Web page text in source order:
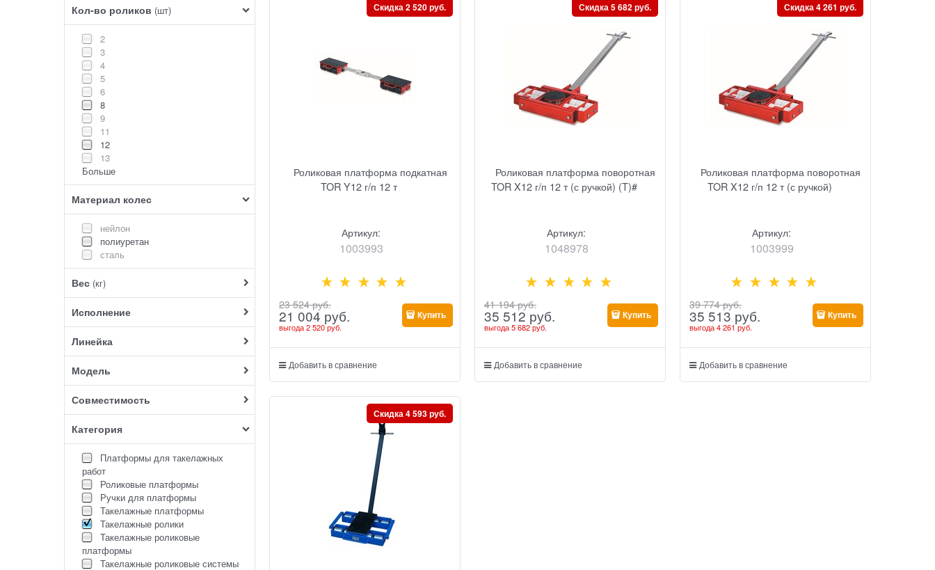
Кол-во роликов (шт)
2
3
4
5
6
8
9
11
12
13
Больше
Материал колес
нейлон
полиуретан
сталь
Вес (кг)
Исполнение
Линейка
Модель
Совместимость
Категория
Платформы для такелажных
работ
Роликовые платформы
Ручки для платформы
Такелажные платформы
Такелажные ролики
Такелажные роликовые
платформы
Такелажные роликовые системы
Роликовая платформа подкатная
TOR Y12 г/п 12 т
Артикул:
1003993
Скидка 2 520 руб.
23 524 руб.
21 004 руб.
выгода2 520 руб.
Купить
Добавить в сравнение
Роликовая платформа поворотная
TOR X12 г/п 12 т (с ручкой) (T)#
Артикул:
1048978
Скидка 5 682 руб.
41 194 руб.
35 512 руб.
выгода5 682 руб.
Купить
Добавить в сравнение
Роликовая платформа поворотная
TOR X12 г/п 12 т (с ручкой)
Артикул:
1003999
Скидка 4 261 руб.
39 774 руб.
35 513 руб.
выгода4 261 руб.
Купить
Добавить в сравнение
Скидка 4 593 руб.